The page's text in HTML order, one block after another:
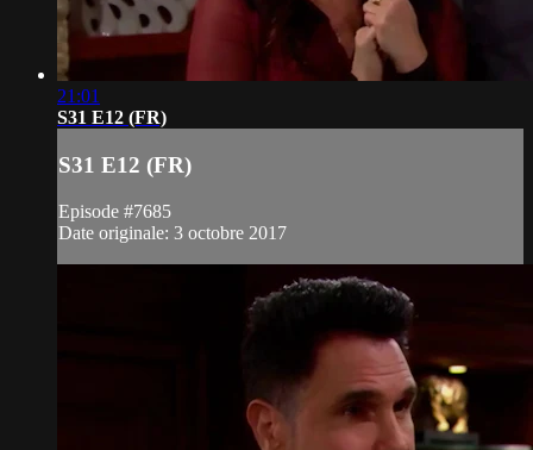
21:01
S31 E12 (FR)
S31 E12 (FR)
Episode #7685
Date originale: 3 octobre 2017